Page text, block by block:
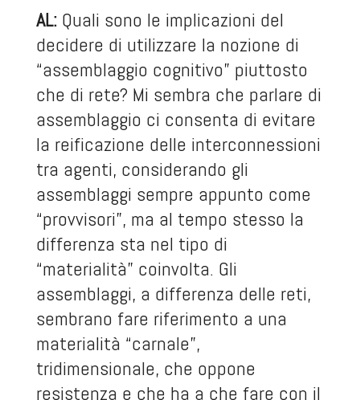
AL:Quali sono le implicazioni del
decidere di utilizzare la nozione di
“assemblaggio cognitivo” piuttosto
che di rete? Mi sembra che parlare di
assemblaggio ci consenta di evitare
la reificazione delle interconnessioni
tra agenti, considerando gli
assemblaggi sempre appunto come
“provvisori”, ma al tempo stesso la
differenza sta nel tipo di
“materialità” coinvolta. Gli
assemblaggi, a differenza delle reti,
sembrano fare riferimento a una
materialità “carnale”,
tridimensionale, che oppone
resistenza e che ha a che fare con il